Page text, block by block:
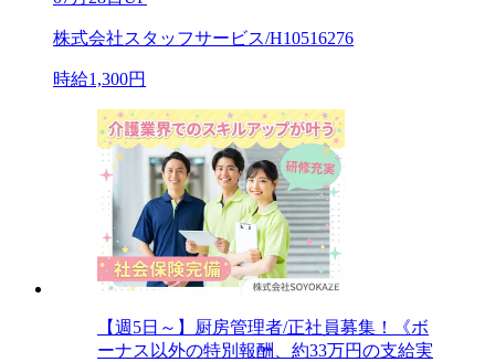
株式会社スタッフサービス/H10516276
時給1,300円
【週5日～】厨房管理者/正社員募集！《ボ
ーナス以外の特別報酬、約33万円の支給実